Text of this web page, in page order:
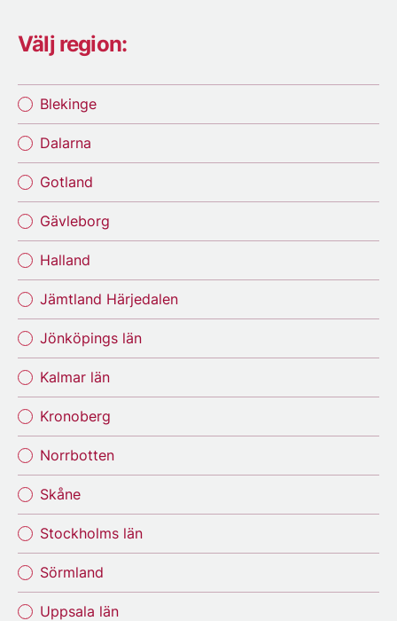
Välj region:
Blekinge
Dalarna
Gotland
Gävleborg
Halland
Jämtland Härjedalen
Jönköpings län
Kalmar län
Kronoberg
Norrbotten
Skåne
Stockholms län
Sörmland
Uppsala län